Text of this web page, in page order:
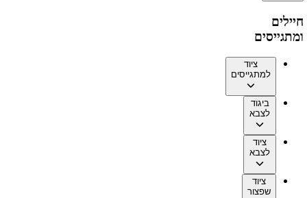
חיילים
ומתגייסים
ציוד
למתגייסים
ביגוד
לצבא
ציוד
לצבא
ציוד
שפצור